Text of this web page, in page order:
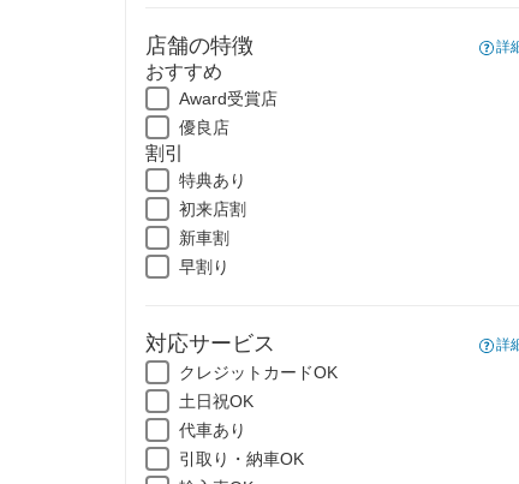
店舗の特徴 詳
おすすめ
Award受賞店
優良店
割引
特典あり
初来店割
新車割
早割り
対応サービス 詳
クレジットカードOK
土日祝OK
代車あり
引取り・納車OK